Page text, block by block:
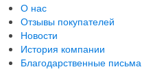
О нас
Отзывы покупателей
Новости
История компании
Благодарственные письма